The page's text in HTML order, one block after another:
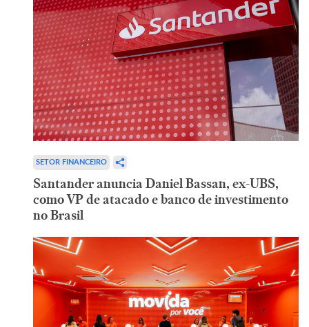
SETOR FINANCEIRO
Santander anuncia Daniel Bassan, ex-UBS,
como VP de atacado e banco de investimento
no Brasil